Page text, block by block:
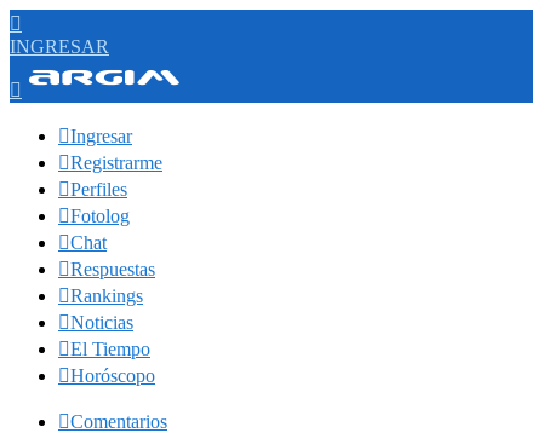

INGRESAR

Ingresar
Registrarme
Perfiles
Fotolog
Chat
Respuestas
Rankings
Noticias
El Tiempo
Horóscopo
Comentarios